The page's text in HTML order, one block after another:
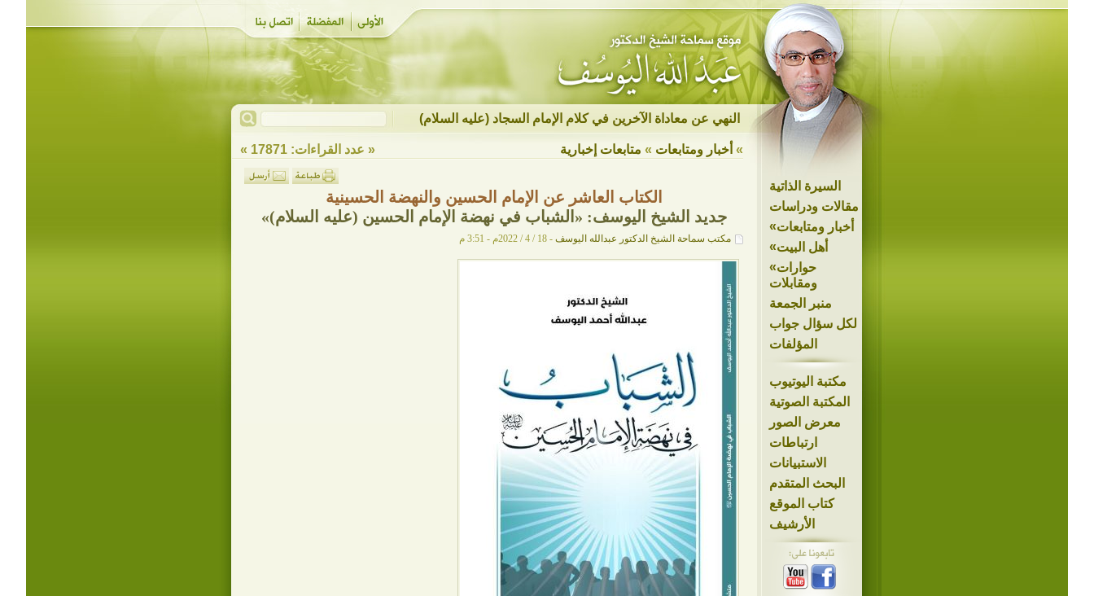
النهي عن معاداة الآخرين في كلام الإمام السجاد (عليه السلام)
السيرة الذاتية
مقالات ودراسات
»أخبار ومتابعات
»أهل البيت
»حوارات
ومقابلات
منبر الجمعة
لكل سؤال جواب
المؤلفات
مكتبة اليوتيوب
المكتبة الصوتية
معرض الصور
ارتباطات
الاستبيانات
البحث المتقدم
كتاب الموقع
الأرشيف
« عدد القراءات: 17871 » » أخبار ومتابعات » متابعات إخبارية
الكتاب العاشر عن الإمام الحسين والنهضة الحسينية
جديد الشيخ اليوسف: «الشباب في نهضة الإمام الحسين (عليه السلام)»
مكتب سماحة الشيخ الدكتور عبدالله اليوسف - 18 / 4 / 2022م - 3:51 م